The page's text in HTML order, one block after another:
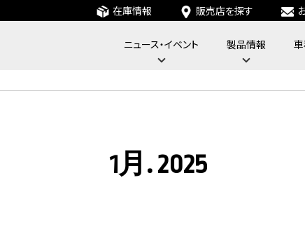
ニュース・イベント 製品情報
在庫情報 販売店を探す
1月. 2025